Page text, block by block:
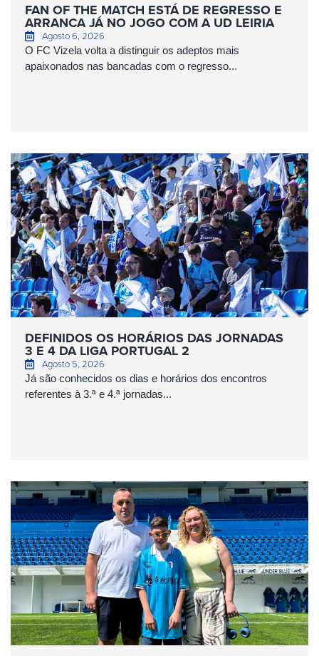
FAN OF THE MATCH ESTÁ DE REGRESSO E
ARRANCA JÁ NO JOGO COM A UD LEIRIA
Agosto 6, 2026
O FC Vizela volta a distinguir os adeptos mais
apaixonados nas bancadas com o regresso...
DEFINIDOS OS HORÁRIOS DAS JORNADAS
3 E 4 DA LIGA PORTUGAL 2
Agosto 5, 2026
Já são conhecidos os dias e horários dos encontros
referentes à 3.ª e 4.ª jornadas...